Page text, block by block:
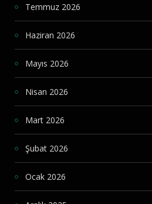
Temmuz 2026
Haziran 2026
Mayıs 2026
Nisan 2026
Mart 2026
Şubat 2026
Ocak 2026